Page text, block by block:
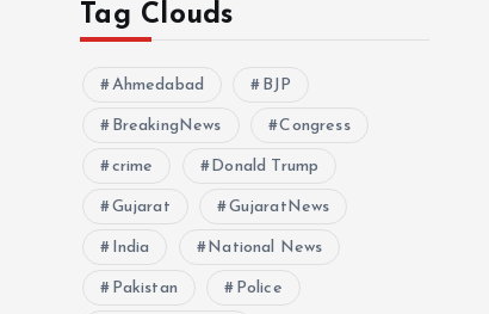
Tag Clouds
Ahmedabad BJP
BreakingNews Congress
crime Donald Trump
Gujarat GujaratNews
India National News
Pakistan Police